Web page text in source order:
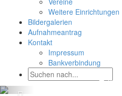
Weitere Einrichtungen
Bildergalerien
Aufnahmeantrag
Kontakt
Impressum
Bankverbindung